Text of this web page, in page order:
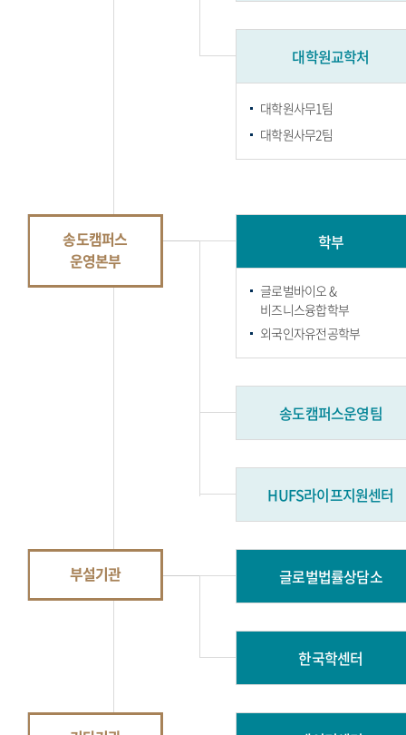
대학원교학처
대학원사무1팀
대학원사무2팀
송도캠퍼스
운영본부
학부
글로벌바이오 &
비즈니스융합학부
외국인자유전공학부
송도캠퍼스운영팀
HUFS라이프지원센터
부설기관 글로벌법률상담소
한국학센터